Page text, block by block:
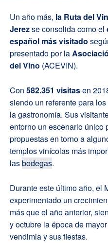
Un año más, la Ruta del
Jerezse consolida como el
español más visitado
presentado por la
del Vino (ACEVIN).
Con 582.351 visitasen
siendo un referente para
la gastronomía. Sus
entorno un escenario único
propuestas en torno a
templos vinícolas más
lasbodegas.
Durante este último año, el
experimentado un
más que el año anterior,
y octubre la época de
vendimia y sus fiestas.